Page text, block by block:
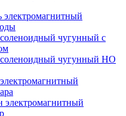
электромагнитный
чугунный с
соленоидный чугунный НО
электромагнитный